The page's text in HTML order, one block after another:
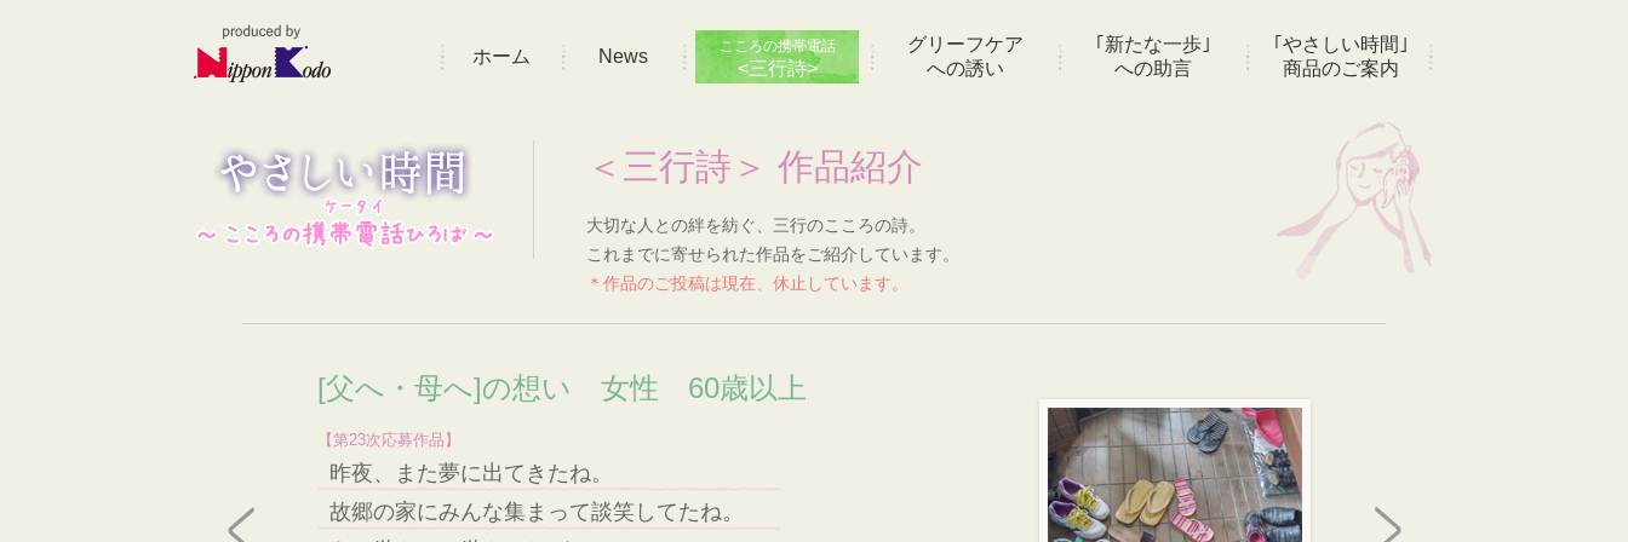
ホーム News こころの携帯電話
<三行詩>
グリーフケア
への誘い
｢新たな一歩｣
への助言
｢やさしい時間｣
商品のご案内
＜三行詩＞ 作品紹介
大切な人との絆を紡ぐ、三行のこころの詩。
これまでに寄せられた作品をご紹介しています。
＊作品のご投稿は現在、休止しています。
[父へ・母へ]の想い 女性 60歳以上
【第23次応募作品】
昨夜、また夢に出てきたね。
故郷の家にみんな集まって談笑してたね。